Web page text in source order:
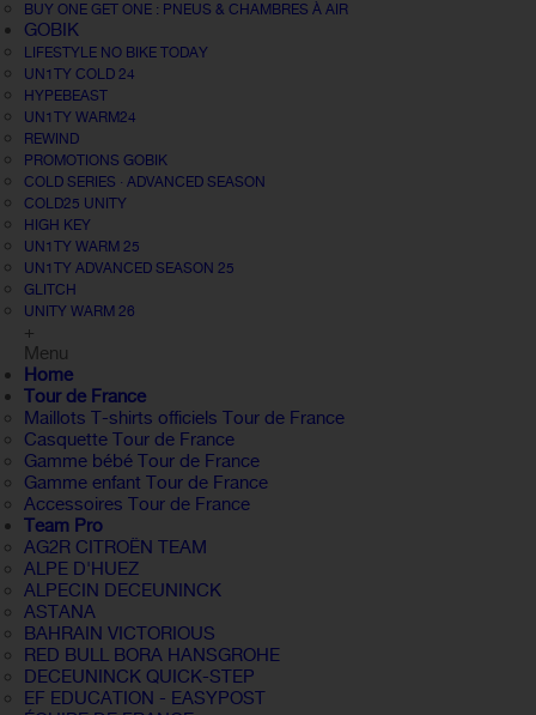
BUY ONE GET ONE : PNEUS & CHAMBRES À AIR
GOBIK
LIFESTYLE NO BIKE TODAY
UN1TY COLD 24
HYPEBEAST
UN1TY WARM24
REWIND
PROMOTIONS GOBIK
COLD SERIES · ADVANCED SEASON
COLD25 UNITY
HIGH KEY
UN1TY WARM 25
UN1TY ADVANCED SEASON 25
GLITCH
UNITY WARM 26
+
Menu
Home
Tour de France
Maillots T-shirts officiels Tour de France
Casquette Tour de France
Gamme bébé Tour de France
Gamme enfant Tour de France
Accessoires Tour de France
Team Pro
AG2R CITROËN TEAM
ALPE D'HUEZ
ALPECIN DECEUNINCK
ASTANA
BAHRAIN VICTORIOUS
RED BULL BORA HANSGROHE
DECEUNINCK QUICK-STEP
EF EDUCATION - EASYPOST